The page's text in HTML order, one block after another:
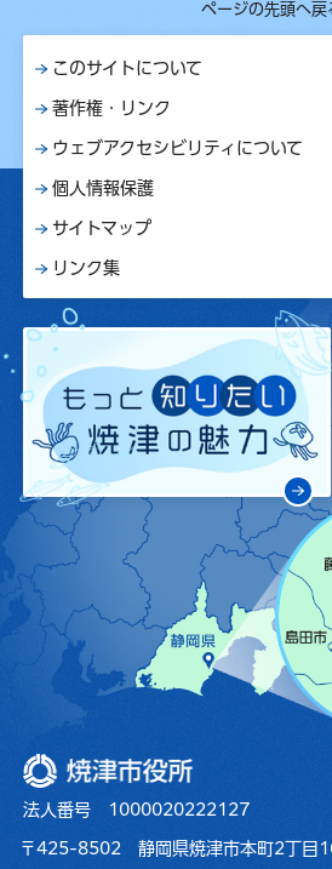
ページの先頭へ戻
このサイトについて
著作権・リンク
ウェブアクセシビリティについて
個人情報保護
サイトマップ
リンク集
焼津市役所
法人番号 1000020222127
〒425-8502 静岡県焼津市本町2丁目